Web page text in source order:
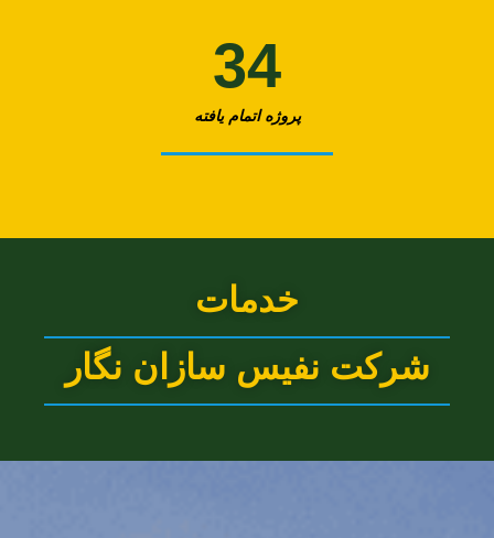
پروژه اتمام یافته
34
خدمات
شرکت نفیس سازان نگار